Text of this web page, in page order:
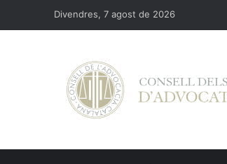
Divendres, 7 agost de 2026